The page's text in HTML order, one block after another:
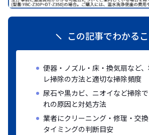
この記事でわかる
便器・ノズル・床・換気扇など
レ掃除の方法と適切な掃除頻度
尿石や黒カビ、ニオイなど掃除
れの原因と対処方法
業者にクリーニング・修理・交
タイミングの判断目安